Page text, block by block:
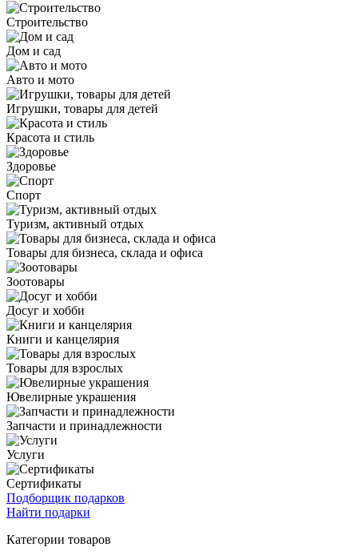
Строительство
Дом и сад
Авто и мото
Игрушки, товары для детей
Красота и стиль
Здоровье
Спорт
Туризм, активный отдых
Товары для бизнеса, склада и офиса
Зоотовары
Досуг и хобби
Книги и канцелярия
Товары для взрослых
Ювелирные украшения
Запчасти и принадлежности
Услуги
Сертификаты
Подборщик подарков
Найти подарки
Категории товаров